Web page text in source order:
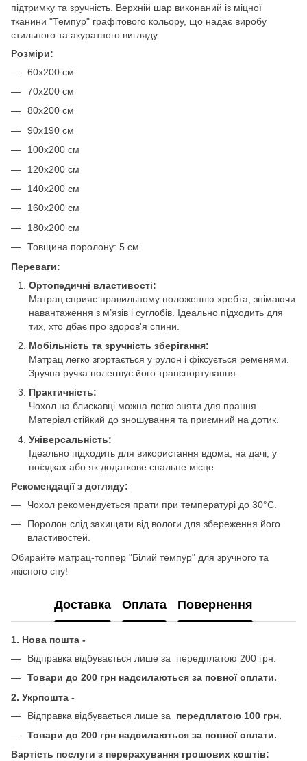
підтримку та зручність. Верхній шар виконаний із міцної
тканини "Темпур" графітового кольору, що надає виробу
стильного та акуратного вигляду.
Розміри:
60х200 см
70х200 см
80х200 см
90х190 см
100х200 см
120х200 см
140х200 см
160х200 см
180х200 см
Товщина поролону: 5 см
Переваги:
Ортопедичні властивості:
Матрац сприяє правильному положенню хребта, знімаючи
навантаження з м’язів і суглобів. Ідеально підходить для
тих, хто дбає про здоров'я спини.
Мобільність та зручність зберігання:
Матрац легко згортається у рулон і фіксується ременями.
Зручна ручка полегшує його транспортування.
Практичність:
Чохол на блискавці можна легко зняти для прання.
Матеріал стійкий до зношування та приємний на дотик.
Універсальність:
Ідеально підходить для використання вдома, на дачі, у
поїздках або як додаткове спальне місце.
Рекомендації з догляду:
Чохол рекомендується прати при температурі до 30°C.
Поролон слід захищати від вологи для збереження його
властивостей.
Обирайте матрац-топпер "Білий темпур" для зручного та
якісного сну!
Доставка Оплата Повернення
1. Нова пошта -
Відправка відбувається лише за передплатою 200 грн.
Товари до 200 грн надсилаються за повної оплати.
2. Укрпошта -
Відправка відбувається лише за передплатою 100 грн.
Товари до 200 грн надсилаються за повної оплати.
Вартість послуги з перерахування грошових коштів: